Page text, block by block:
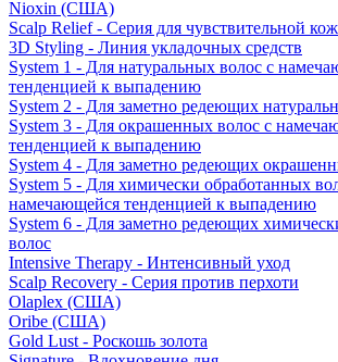
Nioxin (США)
Scalp Relief - Серия для чувствительной
3D Styling - Линия укладочных средств
System 1 - Для натуральных волос с
тенденцией к выпадению
System 2 - Для заметно редеющих
System 3 - Для окрашенных волос с
тенденцией к выпадению
System 4 - Для заметно редеющих
System 5 - Для химически обработанных
намечающейся тенденцией к выпадению
System 6 - Для заметно редеющих
волос
Intensive Therapy - Интенсивный уход
Scalp Recovery - Серия против перхоти
Olaplex (США)
Oribe (США)
Gold Lust - Роскошь золота